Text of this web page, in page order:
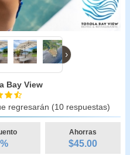
›
Bay View
regresarán (10 respuestas)
%
Ahorras
$45.00